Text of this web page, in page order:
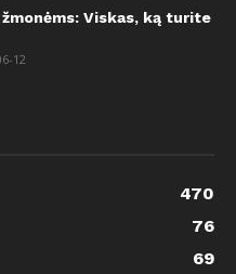
Viskas, ką turite
12
470
76
69